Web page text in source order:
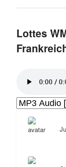
Lottes